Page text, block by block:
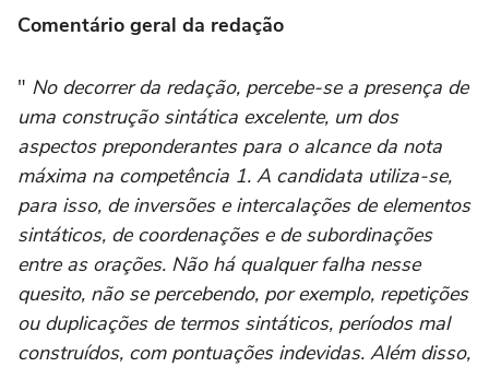
Comentário geral da redação
" No decorrer da redação, percebe-se a presença de
uma construção sintática excelente, um dos
aspectos preponderantes para o alcance da nota
máxima na competência 1. A candidata utiliza-se,
para isso, de inversões e intercalações de elementos
sintáticos, de coordenações e de subordinações
entre as orações. Não há qualquer falha nesse
quesito, não se percebendo, por exemplo, repetições
ou duplicações de termos sintáticos, períodos mal
construídos, com pontuações indevidas. Além disso,